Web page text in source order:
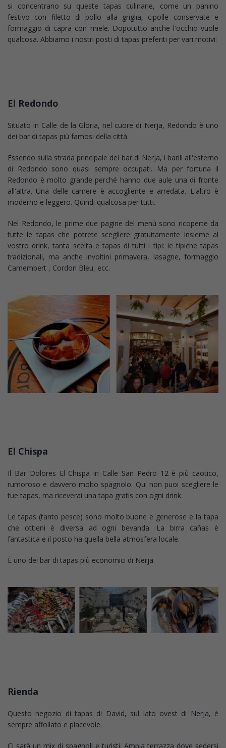
si concentrano su queste tapas culinarie, come un panino
festivo con filetto di pollo alla griglia, cipolle conservate e
formaggio di capra con miele. Dopotutto anche l'occhio vuole
qualcosa. Abbiamo i nostri posti di tapas preferiti per vari motivi:
El Redondo
Situato in Calle de la Gloria, nel cuore di Nerja, Redondo è uno
dei bar di tapas più famosi della città.
Essendo sulla strada principale dei bar di Nerja, i barili all'esterno
di Redondo sono quasi sempre occupati. Ma per fortuna il
Redondo è molto grande perché hanno due aule una di fronte
all'altra. Una delle camere è accogliente e arredata. L'altro è
moderno e leggero. Quindi qualcosa per tutti.
Nel Redondo, le prime due pagine del menù sono ricoperte da
tutte le tapas che potrete scegliere gratuitamente insieme al
vostro drink, tanta scelta e tapas di tutti i tipi: le tipiche tapas
tradizionali, ma anche involtini primavera, lasagne, formaggio
Camembert , Cordon Bleu, ecc.
El Chispa
Il Bar Dolores El Chispa in Calle San Pedro 12 è più caotico,
rumoroso e davvero molto spagnolo. Qui non puoi scegliere le
tue tapas, ma riceverai una tapa gratis con ogni drink.
Le tapas (tanto pesce) sono molto buone e generose e la tapa
che ottieni è diversa ad ogni bevanda. La birra cañas è
fantastica e il posto ha quella bella atmosfera locale.
È uno dei bar di tapas più economici di Nerja.
Rienda
Questo negozio di tapas di David, sul lato ovest di Nerja, è
sempre affollato e piacevole.
Ci sarà un mix di spagnoli e turisti. Ampia terrazza dove sedersi